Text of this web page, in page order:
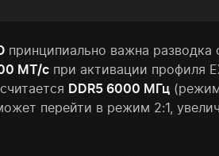
принципиально важна разводка
МТ/с при активации профиля
DDR5 6000 МГц
перейти в режим 2:1,